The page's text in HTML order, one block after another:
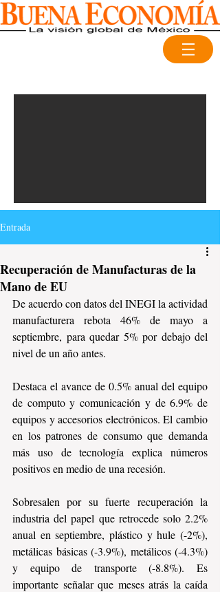
Entrada
Recuperación de Manufacturas de la
Mano de EU
De acuerdo con datos del INEGI la actividad
manufacturera rebota 46% de mayo a
septiembre, para quedar 5% por debajo del
nivel de un año antes.
Destaca el avance de 0.5% anual del equipo
de computo y comunicación y de 6.9% de
equipos y accesorios electrónicos. El cambio
en los patrones de consumo que demanda
más uso de tecnología explica números
positivos en medio de una recesión.
Sobresalen por su fuerte recuperación la
industria del papel que retrocede solo 2.2%
anual en septiembre, plástico y hule (-2%),
metálicas básicas (-3.9%), metálicos (-4.3%)
y equipo de transporte (-8.8%). Es
importante señalar que meses atrás la caída